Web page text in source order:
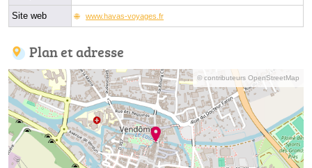
Site web www.havas-voyages.fr
Plan et adresse
© contributeurs OpenStreetMap